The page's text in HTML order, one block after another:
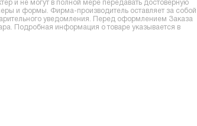
и не могут в полной мере передавать достоверную
и формы. Фирма-производитель оставляет за собой
уведомления. Перед оформлением Заказа
Подробная информация о товаре указывается в